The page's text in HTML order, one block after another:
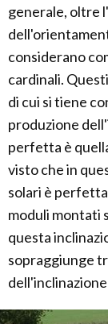
generale, oltre
considerano
cardinali.
di cui si tiene
produzione
perfetta è
visto che in
solari è
moduli montati
questa
sopraggiunge